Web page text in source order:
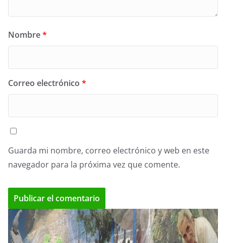
Nombre*
Correo electrónico *
Guarda mi nombre, correo electrónico y web en este
navegador para la próxima vez que comente.